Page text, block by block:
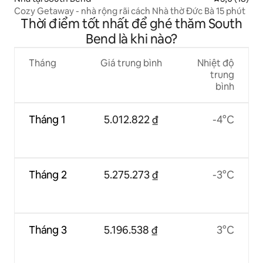
Cozy Getaway - nhà rộng rãi cách Nhà thờ Đức Bà 15 phút
Thời điểm tốt nhất để ghé thăm South
Bend là khi nào?
Tháng
Tháng 1
Tháng 2
Tháng 3
Giá trung bình
5.012.822 ₫
5.275.273 ₫
5.196.538 ₫
Nhiệt độ
trung
bình
-4°C
-3°C
3°C